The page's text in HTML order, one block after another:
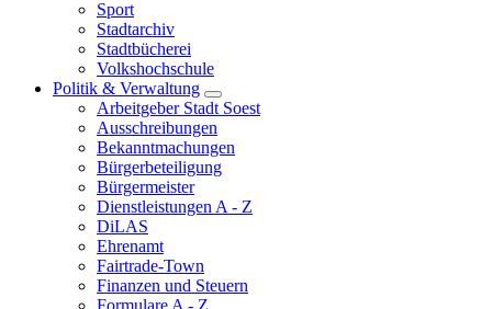
Sport
Stadtarchiv
Stadtbücherei
Volkshochschule
Politik & Verwaltung
Arbeitgeber Stadt Soest
Ausschreibungen
Bekanntmachungen
Bürgerbeteiligung
Bürgermeister
Dienstleistungen A - Z
DiLAS
Ehrenamt
Fairtrade-Town
Finanzen und Steuern